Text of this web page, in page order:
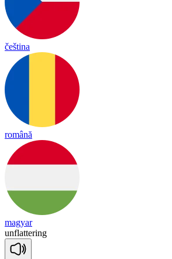
čeština
română
magyar
unflattering